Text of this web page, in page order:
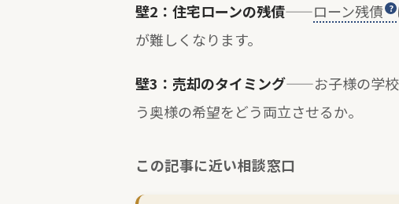
壁2：住宅ローンの残債——ローン残債
が難しくなります。
壁3：売却のタイミング——お子様の学校
う奥様の希望をどう両立させるか。
この記事に近い相談窓口